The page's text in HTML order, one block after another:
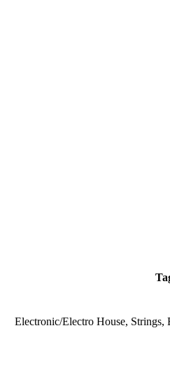
Electronic/Electro House, Strings,